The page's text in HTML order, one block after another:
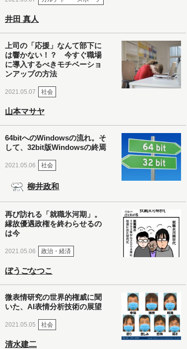
井田 真人
上司の「応援」なんて部下に
は響かない！？ 今すぐ職場
に導入するべきモチベーショ
ンアップの方法
2021.05.07 社会
山本マサヤ
64bitへのWindowsの流れ。そ
して、32bit版Windowsの終焉
2021.05.06 社会
柳井政和
再び訪れる「就職氷河期」。
縁故優遇政権を終わらせるの
は今
2021.05.06 政治・経済
ぼうごなつこ
微表情研究の世界的権威に聞
いた、AI表情分析技術の展望
2021.05.05 社会
清水建二